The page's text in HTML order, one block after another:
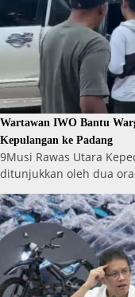
Wartawan IWO Bantu
Kepulangan ke Padang
9Musi Rawas Utara
ditunjukkan oleh dua